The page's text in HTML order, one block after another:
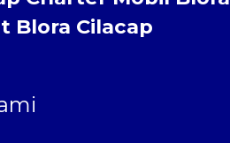
Blora Cilacap